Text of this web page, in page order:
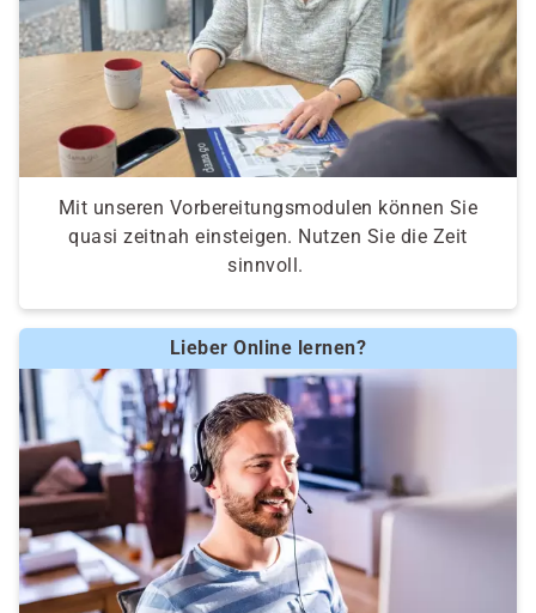
Mit unseren Vorbereitungsmodulen können Sie
quasi zeitnah einsteigen. Nutzen Sie die Zeit
sinnvoll.
Lieber Online lernen?